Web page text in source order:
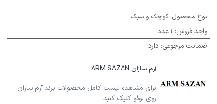
نوع محصول: کوچک و سبک
واحد فروش: 1 عدد
ضمانت مرجوعی: دارد
آرم سازان ARM SAZAN
برای مشاهده لیست کامل محصولات برند آرم سازان
روی لوگو کلیک کنید